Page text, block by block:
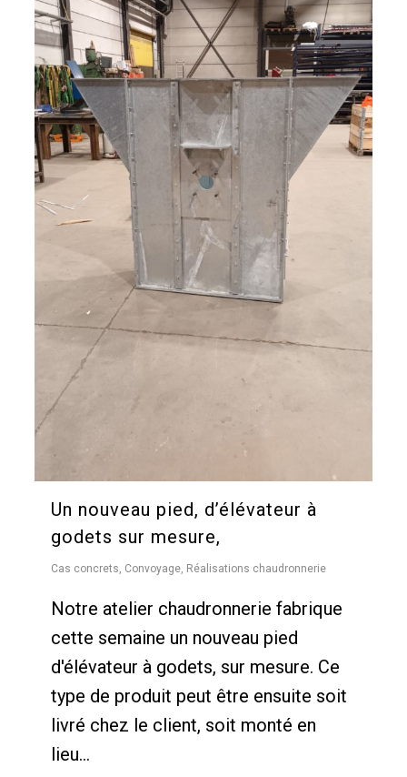
Un nouveau pied, d’élévateur à
godets sur mesure,
Cas concrets, Convoyage, Réalisations chaudronnerie
Notre atelier chaudronnerie fabrique
cette semaine un nouveau pied
d'élévateur à godets, sur mesure. Ce
type de produit peut être ensuite soit
livré chez le client, soit monté en
lieu...